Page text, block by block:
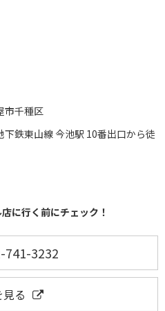
市千種区
下鉄東山線 今池駅 10番出口から徒
に行く前にチェック！
741-3232
る